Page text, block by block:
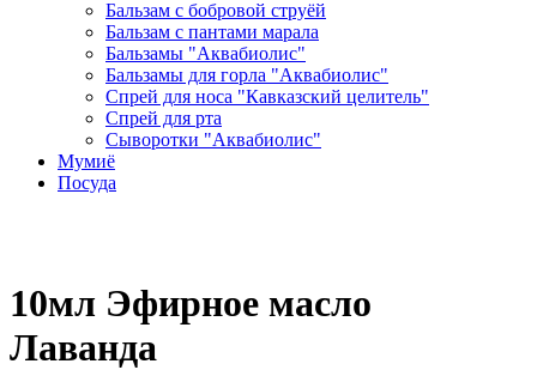
Бальзам с бобровой струёй
Бальзам с пантами марала
Бальзамы "Аквабиолис"
Бальзамы для горла "Аквабиолис"
Спрей для носа "Кавказский целитель"
Спрей для рта
Сыворотки "Аквабиолис"
Мумиё
Посуда
10мл Эфирное масло
Лаванда